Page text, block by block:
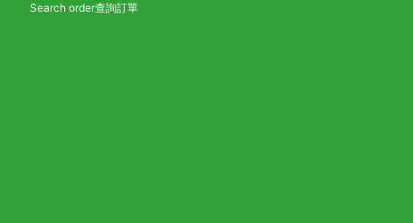
Search order查詢訂單